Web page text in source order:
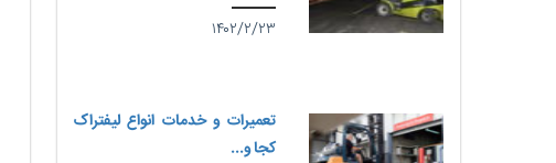
۱۴۰۲/۲/۲۳
تعمیرات و خدمات انواع لیفتراک
کجا و...